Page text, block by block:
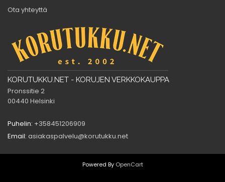
Ota yhteyttä
KORUTUKKU.NET - KORUJEN VERKKOKAUPPA
Pronssitie 2
00440 Helsinki
Puhelin: +358451206909
Email: asiakaspalvelu@korutukku.net
Powered By OpenCart